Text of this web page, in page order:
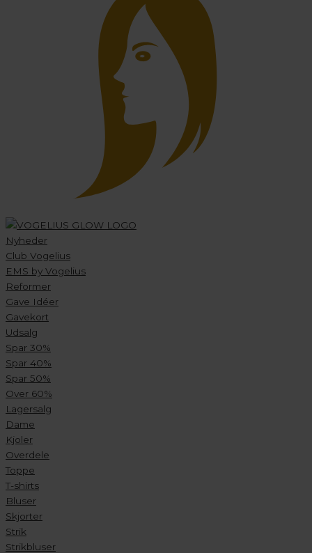
Nyheder
Club Vogelius
EMS by Vogelius
Reformer
Gave Idéer
Gavekort
Udsalg
Spar 30%
Spar 40%
Spar 50%
Over 60%
Lagersalg
Dame
Kjoler
Overdele
Toppe
T-shirts
Bluser
Skjorter
Strik
Strikbluser